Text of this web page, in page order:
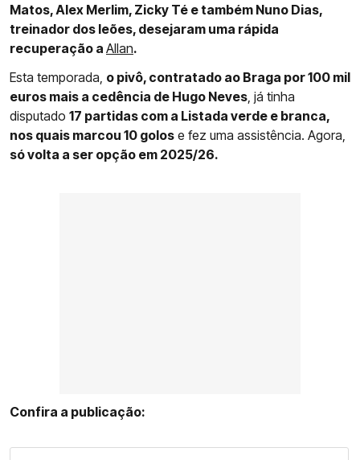
Matos, Alex Merlim, Zicky Té e também Nuno Dias,
treinador dos leões, desejaram uma rápida
recuperação a Allan.
Esta temporada, o pivô, contratado ao Braga por 100 mil
euros mais a cedência de Hugo Neves, já tinha
disputado 17 partidas com a Listada verde e branca,
nos quais marcou 10 golos e fez uma assistência. Agora,
só volta a ser opção em 2025/26.
Confira a publicação: